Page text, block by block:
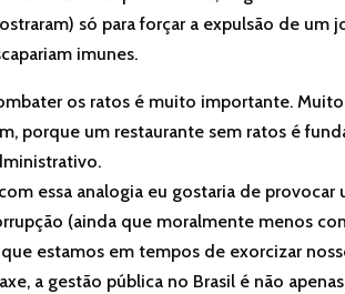
só para forçar a expulsão de
imunes.
os ratos é muito importante.
porque um restaurante sem ratos é
essa analogia eu gostaria de
(ainda que moralmente menos
que estamos em tempos de exorcizar
a gestão pública no Brasil é não